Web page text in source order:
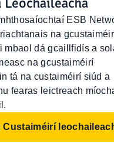
ESB
na
mbaol dá gcaillfidís a
na gcustaiméirí
tá na custaiméirí siúd a
fearas leictreach
Custaiméirí